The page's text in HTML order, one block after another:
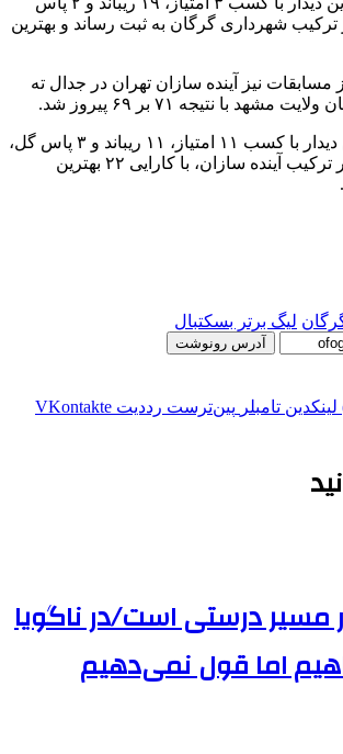
۲۰ را در ترکیب شهرداری گرگان به ثبت رساند و بهترین
مسابقات نیز آینده سازان تهران در جدال ته
با نتیجه ۷۱ بر ۶۹ پیروز شد.
پوریا تقی‌زاده در این دیدار با کسب ۱۱ امتیاز، ۱۱ ریباند و ۳ پاس گل،
ضمن ثبت دبل‌دبل در ترکیب آینده سازان، با کارایی ۲۲ بهترین
لیگ برتر بسکتبال
آدرس رونوشت
لینکدین ‫تامبلر ‫پین‌ترست ‫رددیت ‫VKontakte
مسیر درستی است/در ناگویا
اما قول نمی‌دهیم